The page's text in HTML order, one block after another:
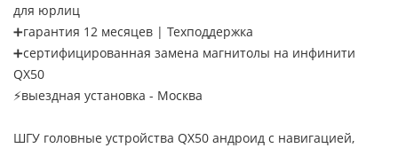
для юрлиц
➕гарантия 12 месяцев | Техподдержка
➕сертифицированная замена магнитолы на инфинити
QX50
⚡выездная установка - Москва
ШГУ головные устройства QX50 андроид с навигацией,